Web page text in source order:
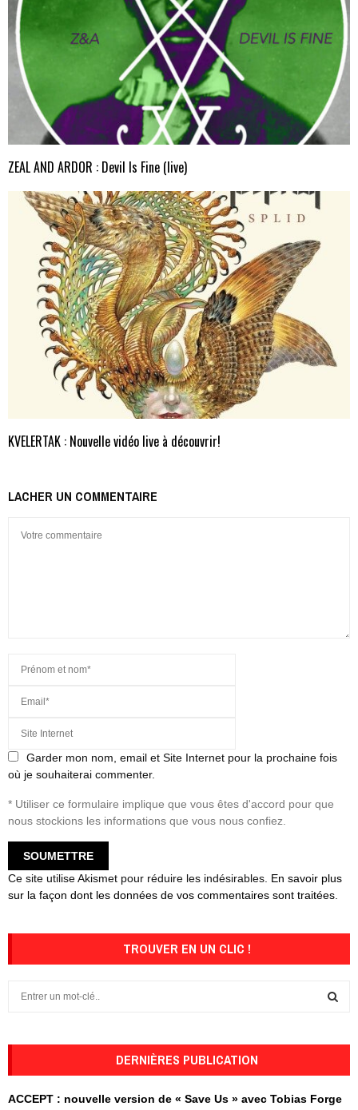
ZEAL AND ARDOR : Devil Is Fine (live)
KVELERTAK : Nouvelle vidéo live à découvrir!
LACHER UN COMMENTAIRE
Garder mon nom, email et Site Internet pour la prochaine fois
où je souhaiterai commenter.
* Utiliser ce formulaire implique que vous êtes d'accord pour que
nous stockions les informations que vous nous confiez.
Ce site utilise Akismet pour réduire les indésirables. En savoir plus
sur la façon dont les données de vos commentaires sont traitées
TROUVER EN UN CLIC !
o
DERNIÈRES PUBLICATION
ACCEPT : nouvelle version de « Save Us » avec Tobias Forge